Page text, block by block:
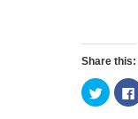
Share this:
Click
to
share